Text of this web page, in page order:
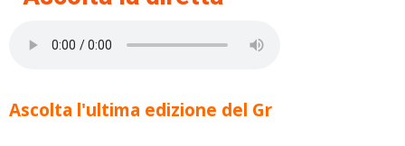
Ascolta l'ultima edizione del Gr